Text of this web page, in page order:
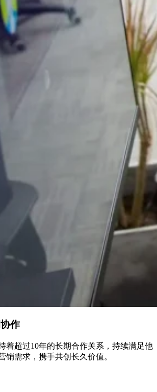
作
着超过10年的长期合作关系，持续满足他
销需求，携手共创长久价值。